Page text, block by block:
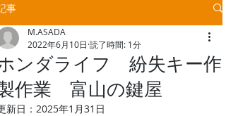
事
ンダライフ 紛失キー作
作業 富山の鍵屋
M.ASADA
2022年6月10日 読了時間: 1分
新日： 2025年1月31日